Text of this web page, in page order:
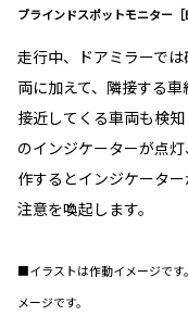
ブラインドスポットモニター［
走行中、ドアミラーで
両に加えて、隣接する
接近してくる車両も検
のインジケーターが点
作するとインジケータ
注意を喚起します。
■イラストは作動イメージで
メージです。